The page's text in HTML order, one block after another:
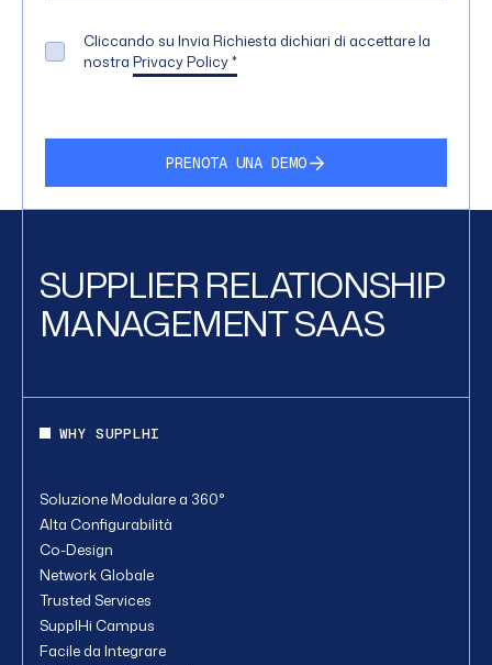
Cliccando su Invia Richiesta dichiari di accettare la
nostra Privacy Policy*
PRENOTA UNA DEMO
SUPPLIER RELATIONSHIP
MANAGEMENT SAAS
WHY SUPPLHI
Soluzione Modulare a 360°
Alta Configurabilità
Co-Design
Network Globale
Trusted Services
SupplHi Campus
Facile da Integrare